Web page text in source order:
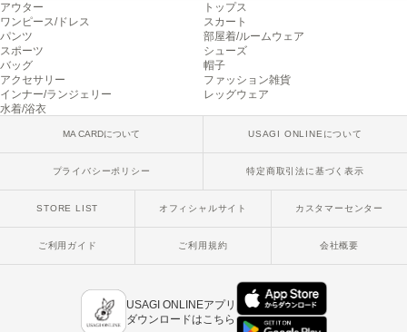
SUPERGA
スペルガ
swanë
スワネ
TAW&TOE
テバ
The Barnnet
ザバーネット
THE NORTH FACE
ザ・ノース・フェイス
アウター
トップス
ワンピース/ドレス
スカート
パンツ
部屋着/ルームウェア
スポーツ
シューズ
バッグ
帽子
アクセサリー
ファッション雑貨
インナー/ランジェリー
レッグウェア
水着/浴衣
MA CARDについて USAGI ONLINEについて
プライバシーポリシー 特定商取引法に基づく表示
STORE LIST オフィシャルサイト カスタマーセンター
ご利用ガイド ご利用規約 会社概要
USAGI ONLINEアプリ
ダウンロードはこちら